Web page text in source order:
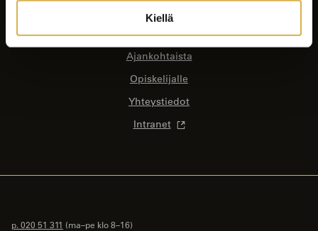
Kiellä
Asiakastyöt
Careeria
Ajankohtaista
Opiskelijalle
Yhteystiedot
Intranet
p. 020 51 311 (ma–pe klo 8–16)